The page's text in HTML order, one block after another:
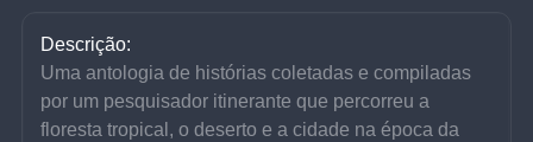
Descrição:
Uma antologia de histórias coletadas e compiladas
por um pesquisador itinerante que percorreu a
floresta tropical, o deserto e a cidade na época da